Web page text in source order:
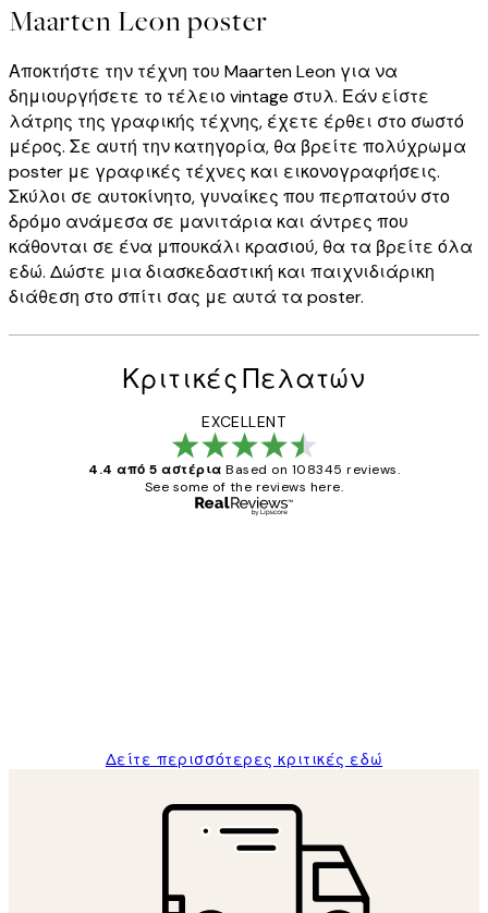
Maarten Leon poster
Αποκτήστε την τέχνη του Maarten Leon για να
δημιουργήσετε το τέλειο vintage στυλ. Εάν είστε
λάτρης της γραφικής τέχνης, έχετε έρθει στο σωστό
μέρος. Σε αυτή την κατηγορία, θα βρείτε πολύχρωμα
poster με γραφικές τέχνες και εικονογραφήσεις.
Σκύλοι σε αυτοκίνητο, γυναίκες που περπατούν στο
δρόμο ανάμεσα σε μανιτάρια και άντρες που
κάθονται σε ένα μπουκάλι κρασιού, θα τα βρείτε όλα
εδώ. Δώστε μια διασκεδαστική και παιχνιδιάρικη
διάθεση στο σπίτι σας με αυτά τα poster.
Κριτικές Πελατών
EXCELLENT
4.4 από 5 αστέρια Based on 108345 reviews.
See some of the reviews here.
Δείτε περισσότερες κριτικές εδώ